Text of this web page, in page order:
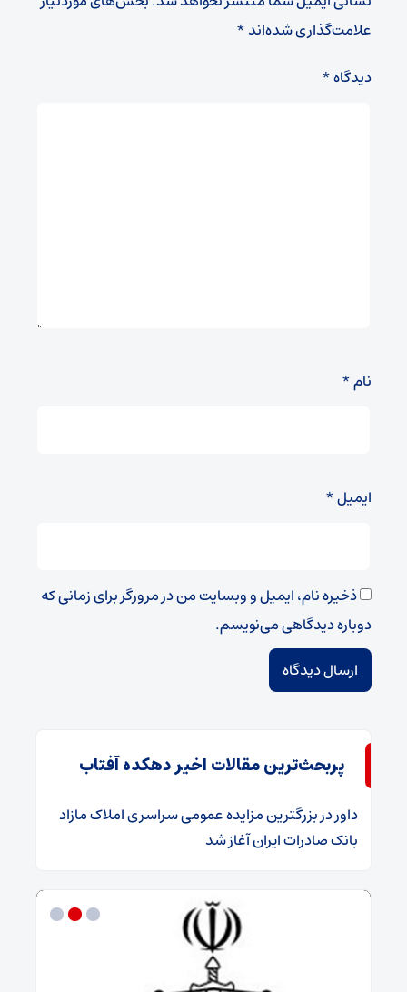
علامت‌گذاری شده‌اند*
دیدگاه*
نام*
ایمیل*
ذخیره نام، ایمیل و وبسایت من در مرورگر برای زمانی که
دوباره دیدگاهی می‌نویسم.
پربحث‌ترین مقالات اخیر دهکده آفتاب
داوردر​بزرگترین مزایده عمومی سراسری املاک مازاد
بانک صادرات ایران آغاز شد